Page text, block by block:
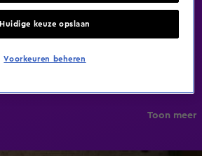
Toon meer
Huidige keuze opslaan
Voorkeuren beheren